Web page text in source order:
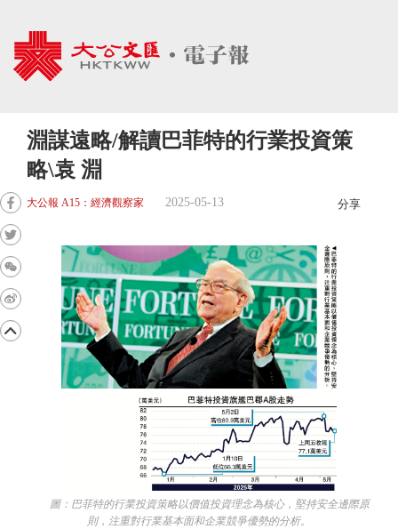
淵謀遠略/解讀巴菲特的行業投資策
略\袁 淵
大公報 A15：經濟觀察家 2025-05-13 分享
圖：巴菲特的行業投資策略以價值投資理念為核心，堅持安全邊際原
則，注重對行業基本面和企業競爭優勢的分析。